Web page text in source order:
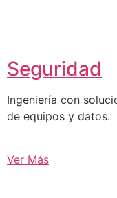
Seguridad
Ingeniería con
de equipos y datos.
Ver Más